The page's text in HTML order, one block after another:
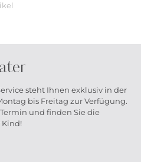
steht Ihnen exklusiv in der
bis Freitag zur Verfügung.
und finden Sie die
Kind!